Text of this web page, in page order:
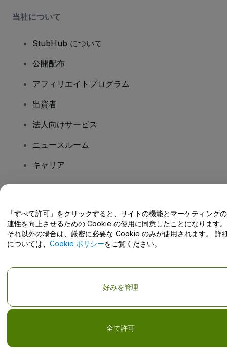
当社について
StubHub について
公開配布
アフィリエイトプログラム
出資者
法人向けサービス
ニュースルーム
キャリア
ヘルプセンター / こちらまでご連絡下さい
Copyright; viagogo GmbH 2026 会社概要
利用規約 、 プライバシー ポリシー
す。
「すべて許可」をクリックすると、サイトの機能とマーケティング
連性を向上させるための Cookie の使用に同意したことになります。
それ以外の場合は、厳密に必要な Cookie のみが使用されます。 詳
については、 Cookie ポリシーをご覧ください。
全て許可
好みを管理